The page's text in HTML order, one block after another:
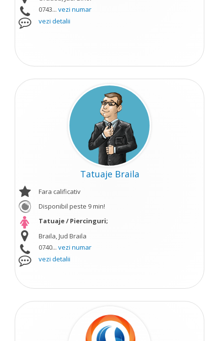
0743... vezi numar
vezi detalii
Tatuaje Braila
Fara calificativ
Disponibil peste 9 min!
Tatuaje / Piercinguri;
Braila, Jud Braila
0740... vezi numar
vezi detalii